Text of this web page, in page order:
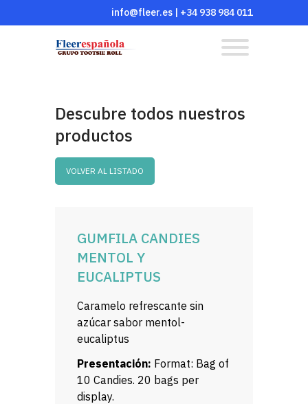
info@fleer.es | +34 938 984 011
Descubre todos nuestros
productos
VOLVER AL LISTADO
GUMFILA CANDIES
MENTOL Y
EUCALIPTUS
Caramelo refrescante sin
azúcar sabor mentol-
eucaliptus
Presentación: Format: Bag of
10 Candies. 20 bags per
display.